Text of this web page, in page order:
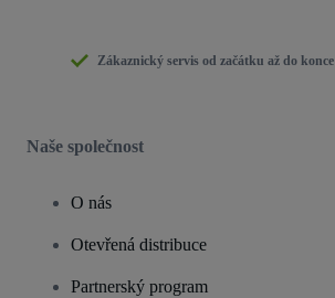
Zákaznický servis od začátku až do konce
Naše společnost
O nás
Otevřená distribuce
Partnerský program